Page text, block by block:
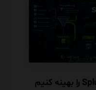
چگونه هزینه لایسنس Splunk را بهینه کنیم